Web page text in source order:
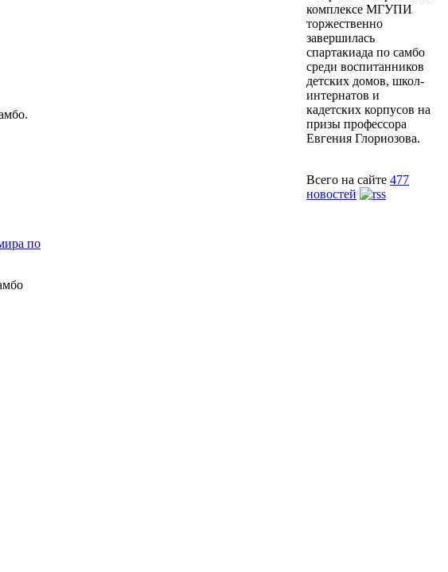
по
комплексе МГУПИ
торжественно
завершилась
спартакиада по самбо
среди воспитанников
детских домов, школ-
интернатов и
кадетских корпусов на
призы профессора
Евгения Глориозова.
Всего на сайте 477
новостей